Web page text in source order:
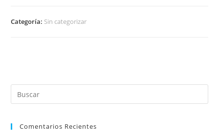
Categoría: Sin categorizar
Comentarios Recientes